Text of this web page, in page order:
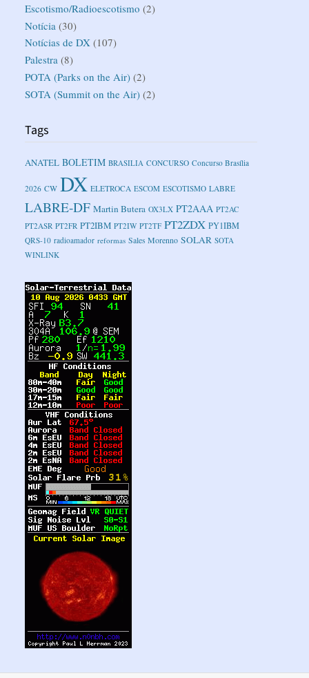
Escotismo/Radioescotismo (2)
Notícia (30)
Notícias de DX (107)
Palestra (8)
POTA (Parks on the Air) (2)
SOTA (Summit on the Air) (2)
Tags
ANATEL BOLETIM BRASILIA CONCURSO Concurso Brasília
2026 CW DX ELETROCA ESCOM ESCOTISMO LABRE
LABRE-DF Martin Butera OX3LX PT2AAA PT2AC
PT2ASR PT2FR PT2IBM PT2IW PT2TF PT2ZDX PY1IBM
QRS-10 radioamador reformas Sales Morenno SOLAR SOTA
WINLINK